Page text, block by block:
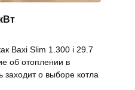
Baxi Slim 1.300 i 29.7
об отоплении в
заходит о выборе котла